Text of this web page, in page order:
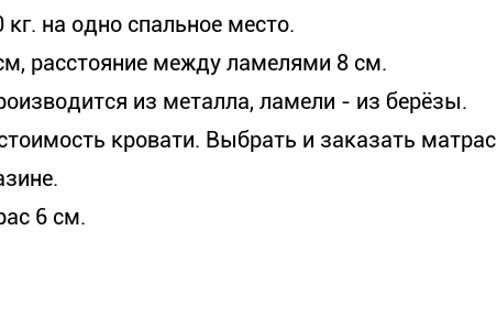
на одно спальное место.
расстояние между ламелями 8 см.
из металла, ламели - из берёзы.
кровати. Выбрать и заказать матрас
6 см.